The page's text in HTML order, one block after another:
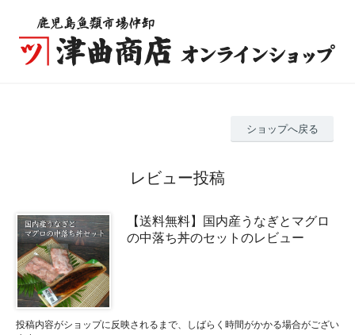
ショップへ戻る
レビュー投稿
【送料無料】国内産うなぎとマグロ
の中落ち丼のセットのレビュー
投稿内容がショップに反映されるまで、しばらく時間がかかる場合がござい